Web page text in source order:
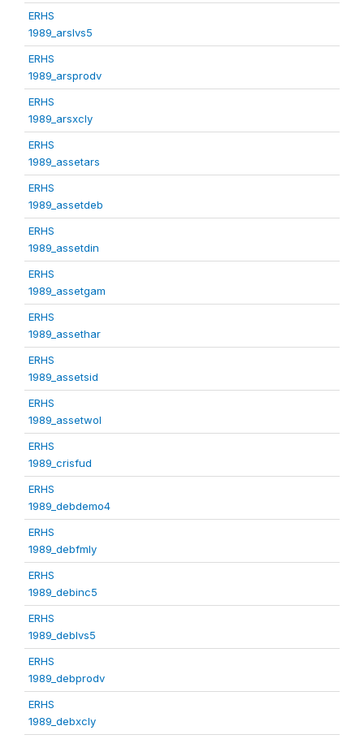
ERHS
1989_arslvs5
ERHS
1989_arsprodv
ERHS
1989_arsxcly
ERHS
1989_assetars
ERHS
1989_assetdeb
ERHS
1989_assetdin
ERHS
1989_assetgam
ERHS
1989_assethar
ERHS
1989_assetsid
ERHS
1989_assetwol
ERHS
1989_crisfud
ERHS
1989_debdemo4
ERHS
1989_debfmly
ERHS
1989_debinc5
ERHS
1989_deblvs5
ERHS
1989_debprodv
ERHS
1989_debxcly